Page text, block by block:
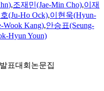
),조재민(Jae-Min Cho),이재
(Ju-Ho Ock),이현욱(Hyun-
Wook Kang),안승표(Seung-
Hyun Youn)
표대회논문집